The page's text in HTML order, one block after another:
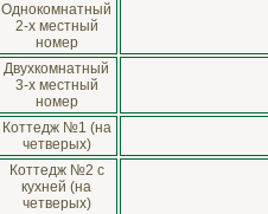
Однокомнатный
2-х местный
номер
Двухкомнатный
3-х местный
номер
Коттедж №1 (на
четверых)
Коттедж №2 с
кухней (на
четверых)